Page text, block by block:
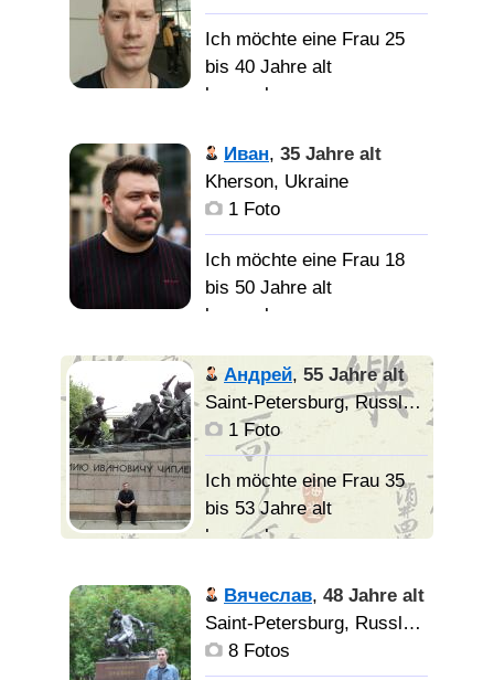
мои взгляды, готовая
координально изменить
свою жизнь, с
в будущее. Дети- не
помеха, даже наоборот.
Возраст значения не
пожалуста мои
эстетические
потребности.
для серьезных
Ich möchte eine Frau 25
bis 40 Jahre alt
kennenlernen
Спокойный,
домашний, трудоголик,
добрый, в общем такой
Верную, Любящую и
Иван, 35 Jahre alt
Kherson, Ukraine
1 Foto
Ich möchte eine Frau 18
bis 50 Jahre alt
kennenlernen
Добрый,
надежный, не люблю
лож, несправедливость,
готов открытса тому кто
готов к отношениям, и
готов понимать и быть
близким человеком не
пластиковых людей.
Сам постоянно
развиваюсь и работаю
Андрей, 55 Jahre alt
Saint-Petersburg, Russland
1 Foto
Ich möchte eine Frau 35
bis 53 Jahre alt
kennenlernen
Терпеть не
могу намёки.
Предпочитаю говорить
Вячеслав, 48 Jahre alt
Saint-Petersburg, Russland
8 Fotos